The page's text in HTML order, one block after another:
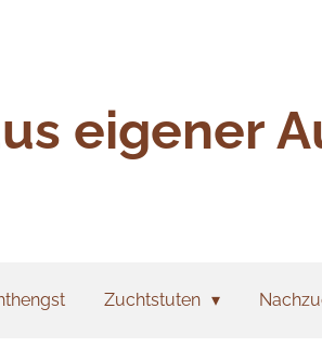
eigener
Zuchtstuten